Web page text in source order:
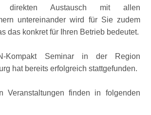
direkten Austausch mit allen
untereinander wird für Sie zudem
das konkret für Ihren Betrieb bedeutet.
Kompakt Seminar in der Region
hat bereits erfolgreich stattgefunden.
Veranstaltungen finden in folgenden